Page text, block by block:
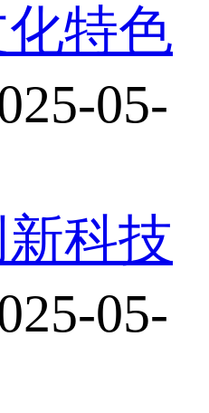
特色
05-
科技
05-